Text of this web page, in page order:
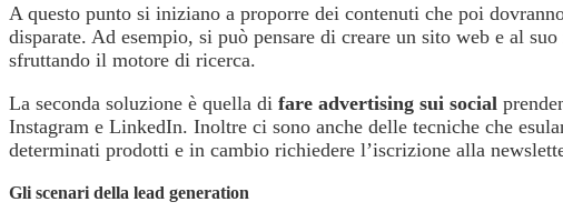
A questo punto si iniziano a proporre dei contenuti che poi
disparate. Ad esempio, si può pensare di creare un sito web e al
sfruttando il motore di ricerca.
La seconda soluzione è quella di fare advertising sui social
Instagram e LinkedIn. Inoltre ci sono anche delle tecniche che
determinati prodotti e in cambio richiedere l’iscrizione alla
Gli scenari della lead generation